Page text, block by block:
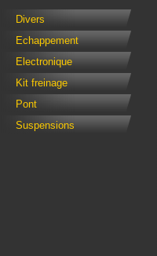
Divers
Echappement
Electronique
Kit freinage
Pont
Suspensions